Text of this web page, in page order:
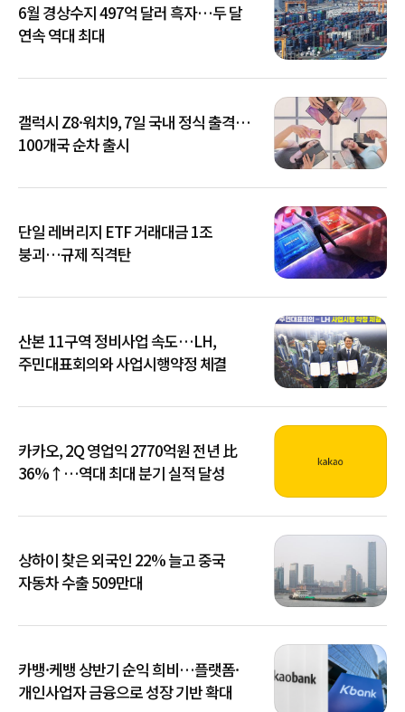
6월 경상수지 497억 달러 흑자…두 달
연속 역대 최대
갤럭시 Z8·워치9, 7일 국내 정식 출격…
100개국 순차 출시
단일 레버리지 ETF 거래대금 1조
붕괴…규제 직격탄
산본 11구역 정비사업 속도…LH,
주민대표회의와 사업시행약정 체결
카카오, 2Q 영업익 2770억원 전년 比
36%↑…역대 최대 분기 실적 달성
상하이 찾은 외국인 22% 늘고 중국
자동차 수출 509만대
카뱅·케뱅 상반기 순익 희비…플랫폼·
개인사업자 금융으로 성장 기반 확대